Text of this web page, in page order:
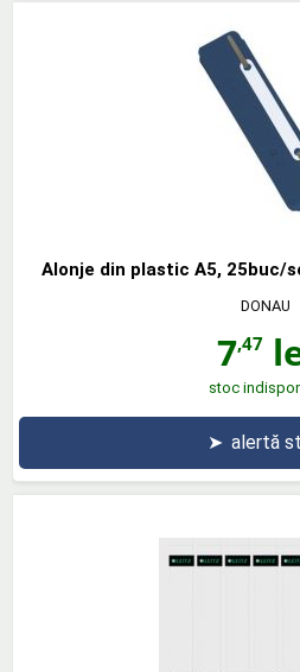
Alonje din plastic A5, 25buc/
DONAU
7,47
stoc
➤ alertă